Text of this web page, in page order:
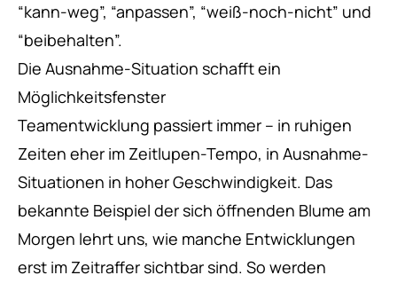
“kann-weg”, “anpassen”, “weiß-noch-nicht” und
“beibehalten”.
Die Ausnahme-Situation schafft ein
Möglichkeitsfenster
Teamentwicklung passiert immer – in ruhigen
Zeiten eher im Zeitlupen-Tempo, in Ausnahme-
Situationen in hoher Geschwindigkeit. Das
bekannte Beispiel der sich öffnenden Blume am
Morgen lehrt uns, wie manche Entwicklungen
erst im Zeitraffer sichtbar sind. So werden